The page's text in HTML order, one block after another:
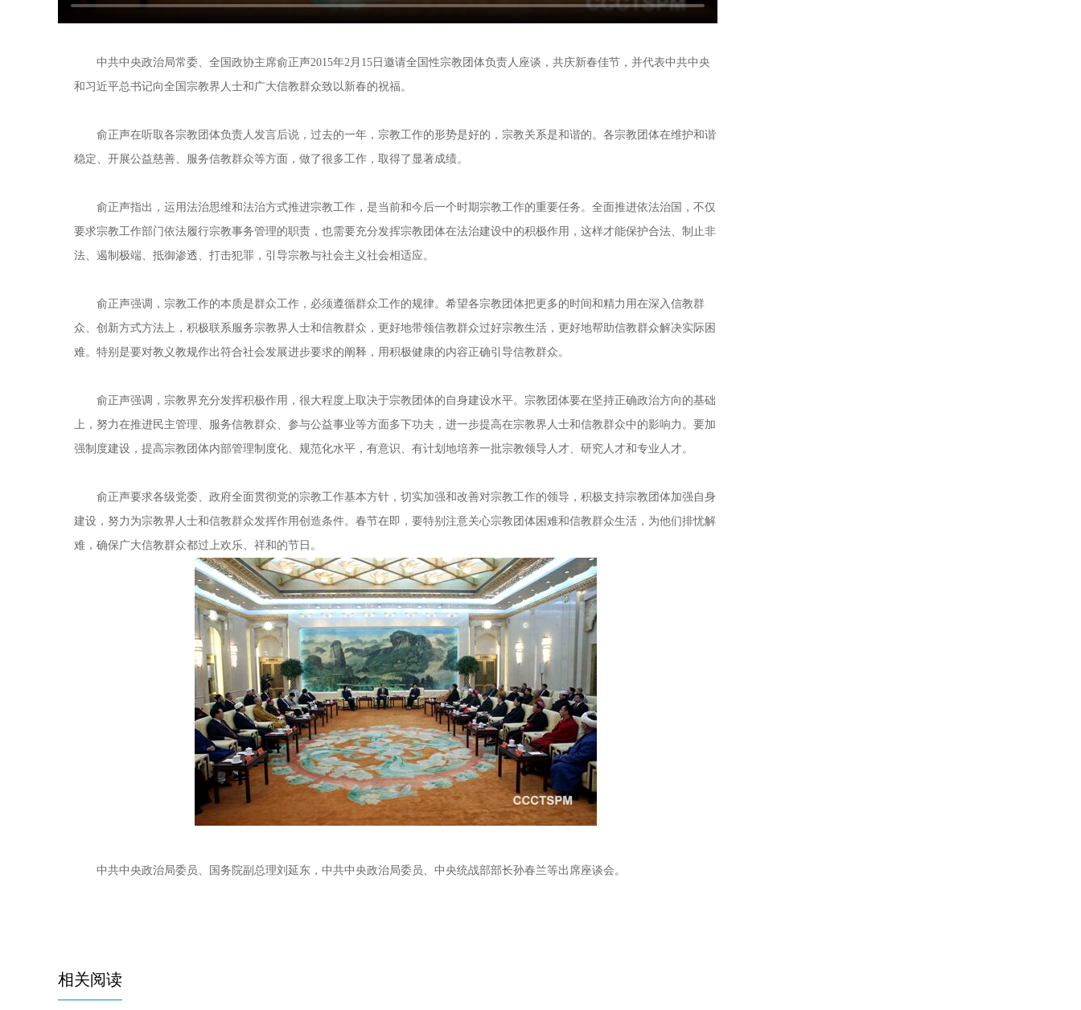
中共中央政治局常委、全国政协主席俞正声2015年2月15日邀请全国性宗教团体负责人座谈，共庆新春佳节，并代表中共中央
和习近平总书记向全国宗教界人士和广大信教群众致以新春的祝福。
俞正声在听取各宗教团体负责人发言后说，过去的一年，宗教工作的形势是好的，宗教关系是和谐的。各宗教团体在维护和谐
稳定、开展公益慈善、服务信教群众等方面，做了很多工作，取得了显著成绩。
俞正声指出，运用法治思维和法治方式推进宗教工作，是当前和今后一个时期宗教工作的重要任务。全面推进依法治国，不仅
要求宗教工作部门依法履行宗教事务管理的职责，也需要充分发挥宗教团体在法治建设中的积极作用，这样才能保护合法、制止非
法、遏制极端、抵御渗透、打击犯罪，引导宗教与社会主义社会相适应。
俞正声强调，宗教工作的本质是群众工作，必须遵循群众工作的规律。希望各宗教团体把更多的时间和精力用在深入信教群
众、创新方式方法上，积极联系服务宗教界人士和信教群众，更好地带领信教群众过好宗教生活，更好地帮助信教群众解决实际困
难。特别是要对教义教规作出符合社会发展进步要求的阐释，用积极健康的内容正确引导信教群众。
俞正声强调，宗教界充分发挥积极作用，很大程度上取决于宗教团体的自身建设水平。宗教团体要在坚持正确政治方向的基础
上，努力在推进民主管理、服务信教群众、参与公益事业等方面多下功夫，进一步提高在宗教界人士和信教群众中的影响力。要加
强制度建设，提高宗教团体内部管理制度化、规范化水平，有意识、有计划地培养一批宗教领导人才、研究人才和专业人才。
俞正声要求各级党委、政府全面贯彻党的宗教工作基本方针，切实加强和改善对宗教工作的领导，积极支持宗教团体加强自身
建设，努力为宗教界人士和信教群众发挥作用创造条件。春节在即，要特别注意关心宗教团体困难和信教群众生活，为他们排忧解
难，确保广大信教群众都过上欢乐、祥和的节日。
中共中央政治局委员、国务院副总理刘延东，中共中央政治局委员、中央统战部部长孙春兰等出席座谈会。
相关阅读